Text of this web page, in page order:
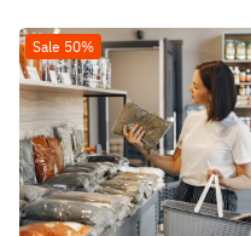
Sale 50%